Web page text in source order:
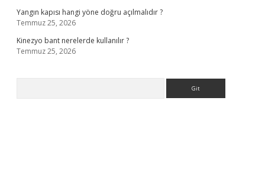
Yangın kapısı hangi yöne doğru açılmalıdır ?
Temmuz 25, 2026
Kinezyo bant nerelerde kullanılır ?
Temmuz 25, 2026